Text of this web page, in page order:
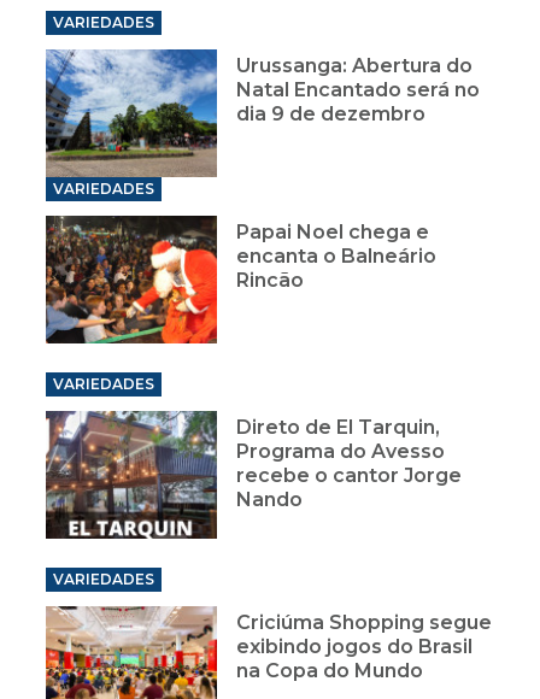
VARIEDADES
Urussanga: Abertura do
Natal Encantado será no
dia 9 de dezembro
VARIEDADES
Papai Noel chega e
encanta o Balneário
Rincão
VARIEDADES
Direto de El Tarquin,
Programa do Avesso
recebe o cantor Jorge
Nando
VARIEDADES
Criciúma Shopping segue
exibindo jogos do Brasil
na Copa do Mundo